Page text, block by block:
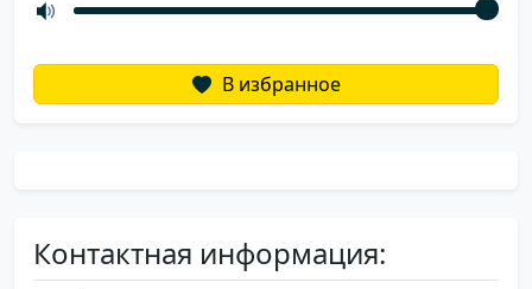
В избранное
Контактная информация: